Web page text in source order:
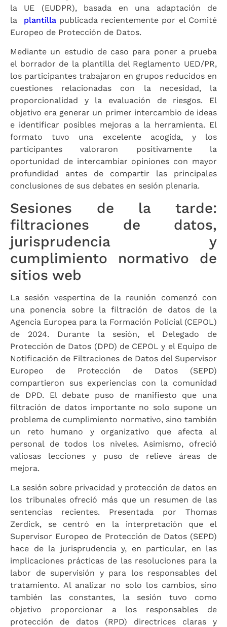
la UE (EUDPR), basada en una adaptación de
la plantillapublicada recientemente por el Comité
Europeo de Protección de Datos.
Mediante un estudio de caso para poner a prueba
el borrador de la plantilla del Reglamento UED/PR,
los participantes trabajaron en grupos reducidos en
cuestiones relacionadas con la necesidad, la
proporcionalidad y la evaluación de riesgos. El
objetivo era generar un primer intercambio de ideas
e identificar posibles mejoras a la herramienta. El
formato tuvo una excelente acogida, y los
participantes valoraron positivamente la
oportunidad de intercambiar opiniones con mayor
profundidad antes de compartir las principales
conclusiones de sus debates en sesión plenaria.
Sesiones de la tarde:
filtraciones de datos,
jurisprudencia y
cumplimiento normativo de
sitios web
La sesión vespertina de la reunión comenzó con
una ponencia sobre la filtración de datos de la
Agencia Europea para la Formación Policial (CEPOL)
de 2024. Durante la sesión, el Delegado de
Protección de Datos (DPD) de CEPOL y el Equipo de
Notificación de Filtraciones de Datos del Supervisor
Europeo de Protección de Datos (SEPD)
compartieron sus experiencias con la comunidad
de DPD. El debate puso de manifiesto que una
filtración de datos importante no solo supone un
problema de cumplimiento normativo, sino también
un reto humano y organizativo que afecta al
personal de todos los niveles. Asimismo, ofreció
valiosas lecciones y puso de relieve áreas de
mejora.
La sesión sobre privacidad y protección de datos en
los tribunales ofreció más que un resumen de las
sentencias recientes. Presentada por Thomas
Zerdick, se centró en la interpretación que el
Supervisor Europeo de Protección de Datos (SEPD)
hace de la jurisprudencia y, en particular, en las
implicaciones prácticas de las resoluciones para la
labor de supervisión y para los responsables del
tratamiento. Al analizar no solo los cambios, sino
también las constantes, la sesión tuvo como
objetivo proporcionar a los responsables de
protección de datos (RPD) directrices claras y